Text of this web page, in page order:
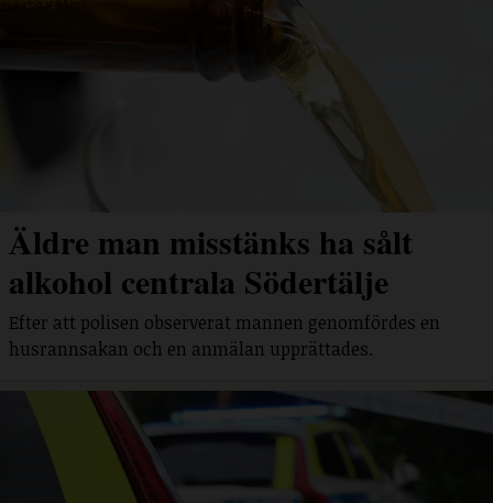
Äldre man misstänks ha sålt
alkohol centrala Södertälje
Efter att polisen observerat mannen genomfördes en
husrannsakan och en anmälan upprättades.